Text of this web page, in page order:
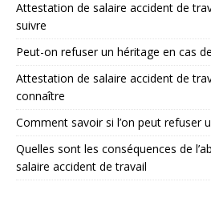
Attestation de salaire accident de
suivre
Peut-on refuser un héritage en cas
Attestation de salaire accident de
connaître
Comment savoir si l’on peut refuser
Quelles sont les conséquences de
salaire accident de travail